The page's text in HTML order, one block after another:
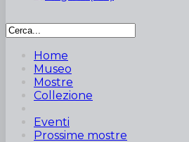
Home
Museo
Mostre
Collezione
Eventi
Prossime mostre